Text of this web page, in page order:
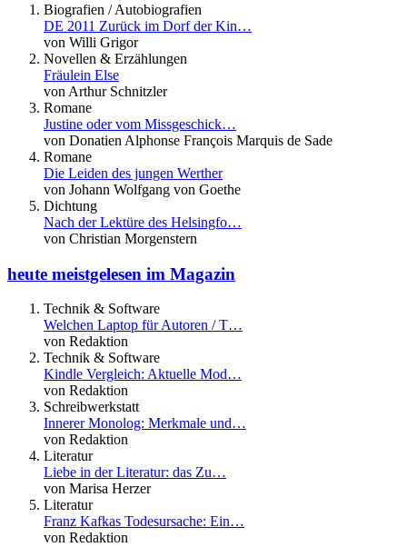
Biografien / Autobiografien
DE 2011 Zurück im Dorf der Kin…
von Willi Grigor
Novellen & Erzählungen
Fräulein Else
von Arthur Schnitzler
Romane
Justine oder vom Missgeschick…
von Donatien Alphonse François Marquis de Sade
Romane
Die Leiden des jungen Werther
von Johann Wolfgang von Goethe
Dichtung
Nach der Lektüre des Helsingfo…
von Christian Morgenstern
heute meistgelesen im Magazin
Technik & Software
Welchen Laptop für Autoren / T…
von Redaktion
Technik & Software
Kindle Vergleich: Aktuelle Mod…
von Redaktion
Schreibwerkstatt
Innerer Monolog: Merkmale und…
von Redaktion
Literatur
Liebe in der Literatur: das Zu…
von Marisa Herzer
Literatur
Franz Kafkas Todesursache: Ein…
von Redaktion